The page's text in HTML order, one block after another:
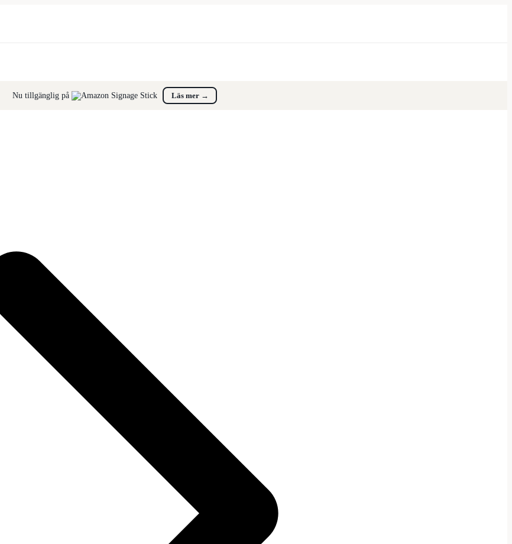
Nu tillgänglig på Läs mer→